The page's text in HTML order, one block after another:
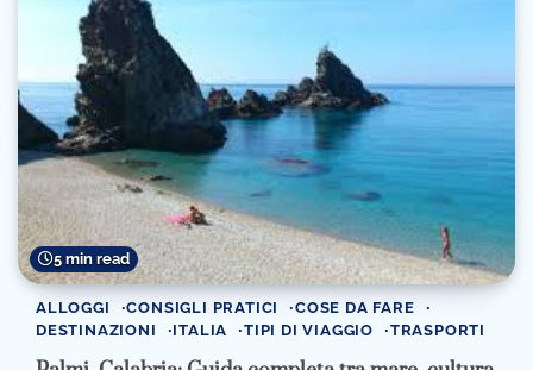
5 min read
ALLOGGI CONSIGLI PRATICI
COSE DA FARE
DESTINAZIONI
ITALIA TIPI DI VIAGGIO TRASPORTI